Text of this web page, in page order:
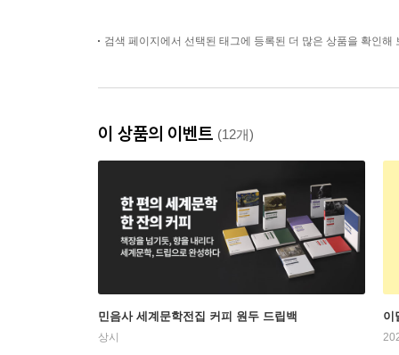
검색 페이지에서 선택된 태그에 등록된 더 많은 상품을 확인해
이 상품의 이벤트 (12개)
민음사 세계문학전집 커피 원두 드립백
상시
이